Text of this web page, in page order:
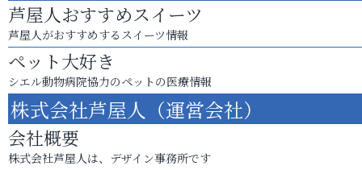
芦屋人おすすめスイーツ
芦屋人がおすすめするスイーツ情報
ペット大好き
シエル動物病院協力のペットの医療情報
株式会社芦屋人（運営会社）
会社概要
株式会社芦屋人は、デザイン事務所です